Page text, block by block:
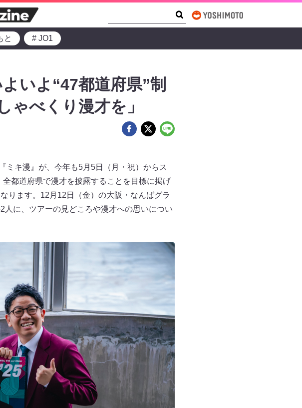
と # JO1
いよ“47都道府県”制
ゃべくり漫才を」
ミキ漫』が、今年も5月5日（月・祝）からス
都道府県で漫才を披露することを目標に掲げ
ります。12月12日（金）の大阪・なんばグラ
に、ツアーの見どころや漫才への思いについ